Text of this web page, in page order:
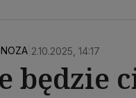
2.10.2025, 14:17
będzie